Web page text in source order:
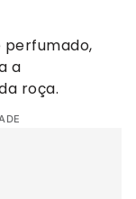
perfumado,
a
roça.